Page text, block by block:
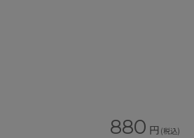
880 円 (税込)